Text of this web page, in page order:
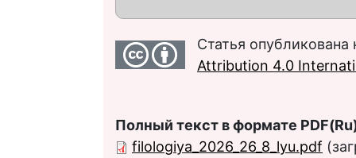
Статья
Attribution 4.0
Полный текст в формате
filologiya_2026_26_8_lyu.pdf